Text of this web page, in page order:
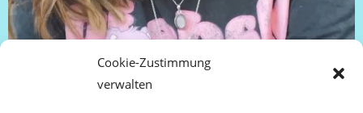
Cookie-Zustimmung
verwalten